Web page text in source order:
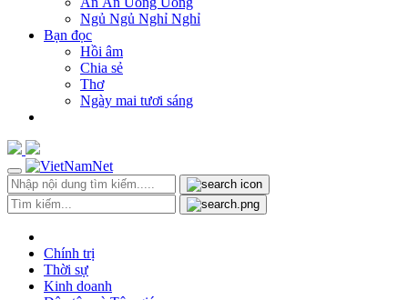
Ngủ Ngủ Nghỉ Nghỉ
Bạn đọc
Hồi âm
Chia sẻ
Thơ
Ngày mai tươi sáng
Chính trị
Thời sự
Kinh doanh